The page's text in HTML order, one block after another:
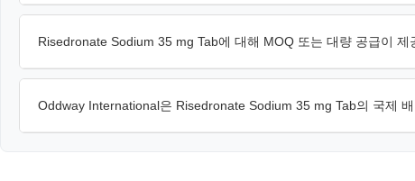
Risedronate Sodium 35 mg Tab에 대해 MOQ 또는 대량 공급이 제
Oddway International은 Risedronate Sodium 35 mg Tab의 국제